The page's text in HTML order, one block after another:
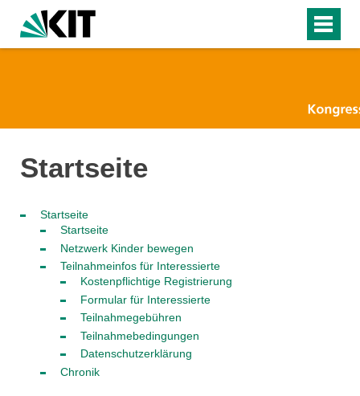
Startseite
Startseite
Startseite
Netzwerk Kinder bewegen
Teilnahmeinfos für Interessierte
Kostenpflichtige Registrierung
Formular für Interessierte
Teilnahmegebühren
Teilnahmebedingungen
Datenschutzerklärung
Chronik